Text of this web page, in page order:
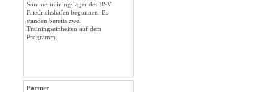
Sommertrainingslager des BSV
Friedrichshafen begonnen. Es
standen bereits zwei
Trainingseinheiten auf dem
Programm.
Partner